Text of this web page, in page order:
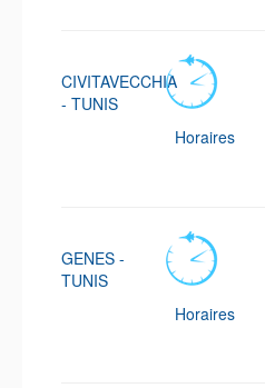
CIVITAVECCHIA
- TUNIS
Horaires
GENES -
TUNIS
Horaires